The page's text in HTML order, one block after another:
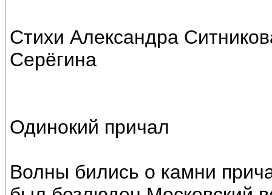
Стихи Александра
Серёгина
Одинокий причал
Волны бились о камни